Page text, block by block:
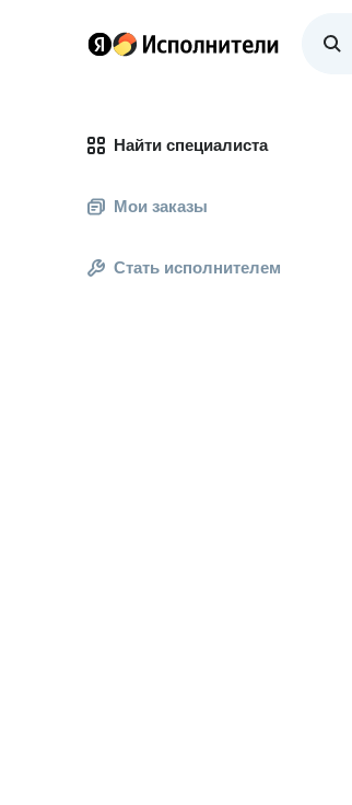
Найти специалиста
Мои заказы
Стать исполнителем